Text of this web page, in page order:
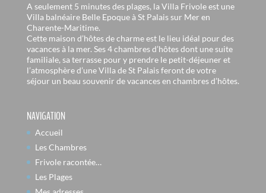
A seulement 5 minutes des plages, la Villa Frivole est une
Villa balnéaire Belle Epoque à St Palais sur Mer en
Charente-Maritime.
Cette maison d’hôtes de charme est le lieu idéal pour des
vacances à la mer. Ses 4 chambres d’hôtes dont une suite
familiale, sa terrasse pour y prendre le petit-déjeuner et
l’atmosphère d’une Villa de St Palais feront de votre
séjour un beau souvenir de vacances en chambres d’hôtes.
NAVIGATION
Accueil
Les Chambres
Frivole racontée…
Les Plages